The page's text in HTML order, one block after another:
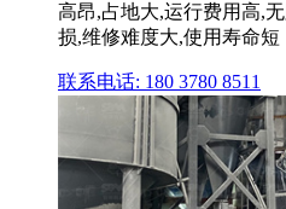
高昂,占地大,运行费用高,
损,维修难度大,使用寿命
联系电话: 180 3780 8511